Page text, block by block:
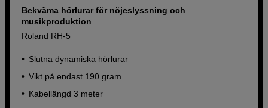
Bekväma hörlurar för nöjeslyssning och
musikproduktion
Roland RH-5
Slutna dynamiska hörlurar
Vikt på endast 190 gram
Kabellängd 3 meter